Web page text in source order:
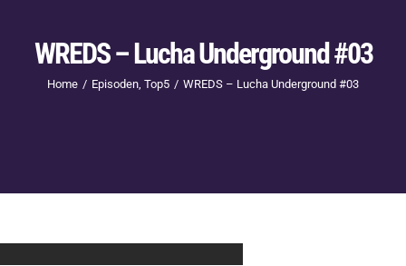
WREDS – Lucha Underground #03
Home Episoden Top5 WREDS – Lucha Underground #03